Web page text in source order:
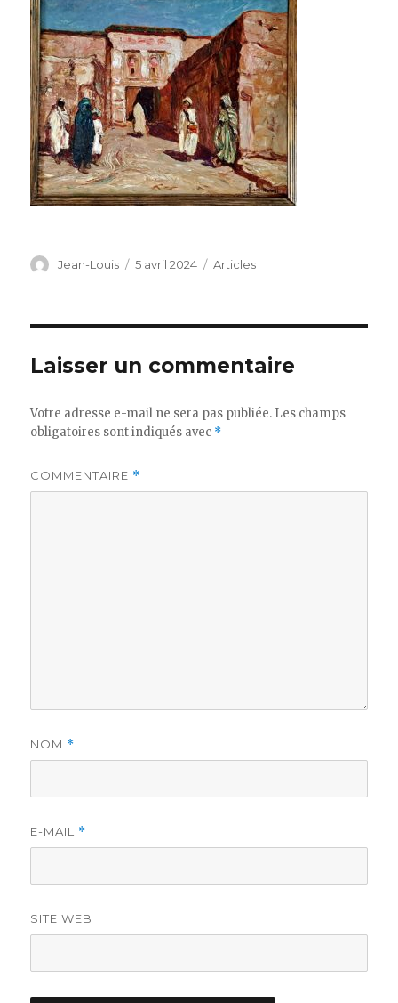
Auteur
Jean-Louis
Publié
5 avril 2024 Catégories
Articles
Laisser un commentaire
Votre adresse e-mail ne sera pas publiée. Les champs
obligatoires sont indiqués avec *
COMMENTAIRE *
NOM *
E-MAIL *
SITE WEB